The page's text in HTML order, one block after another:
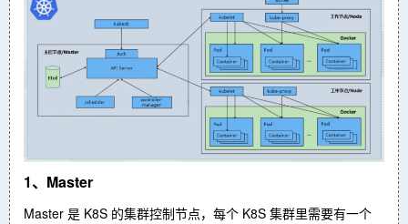
1、Master
Master 是 K8S 的集群控制节点，每个 K8S 集群里需要有一个